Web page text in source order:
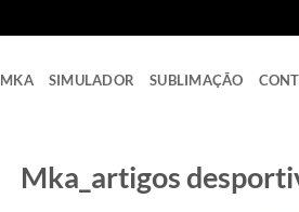
MKA SIMULADOR SUBLIMAÇÃO
Mka_artigos